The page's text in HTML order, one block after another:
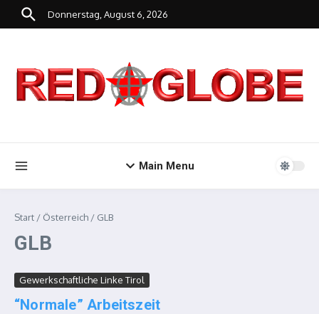
Zum Inhalt springen
Donnerstag, August 6, 2026
Main Menu
Start / Österreich / GLB
GLB
Gewerkschaftliche Linke Tirol
“Normale” Arbeitszeit